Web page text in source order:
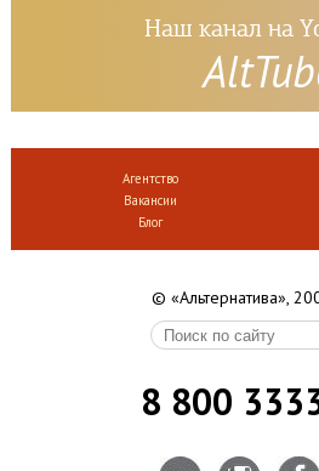
Наш канал на
Агентство
Вакансии
Блог
© «Альтернатива»,
8 800